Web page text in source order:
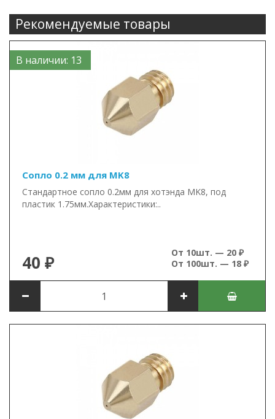
Рекомендуемые товары
В наличии: 13
Сопло 0.2 мм для MK8
Стандартное сопло 0.2мм для хотэнда MK8, под
пластик 1.75мм.Характеристики:..
40 ₽
От 10шт. — 20 ₽
От 100шт. — 18 ₽